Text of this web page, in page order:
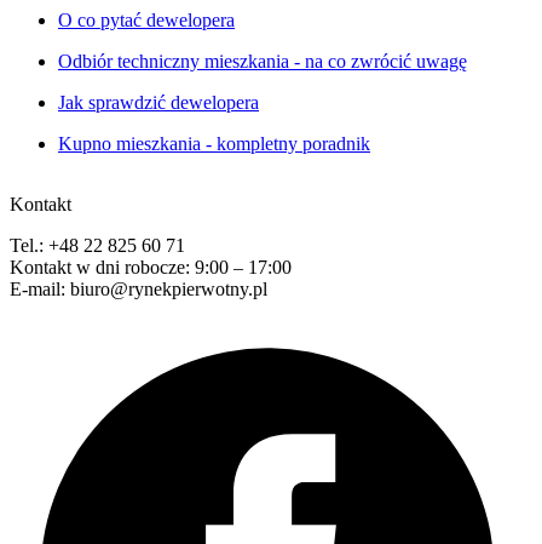
O co pytać dewelopera
Odbiór techniczny mieszkania - na co zwrócić uwagę
Jak sprawdzić dewelopera
Kupno mieszkania - kompletny poradnik
Kontakt
Tel.: +48 22 825 60 71
Kontakt w dni robocze: 9:00 – 17:00
E-mail: biuro@rynekpierwotny.pl